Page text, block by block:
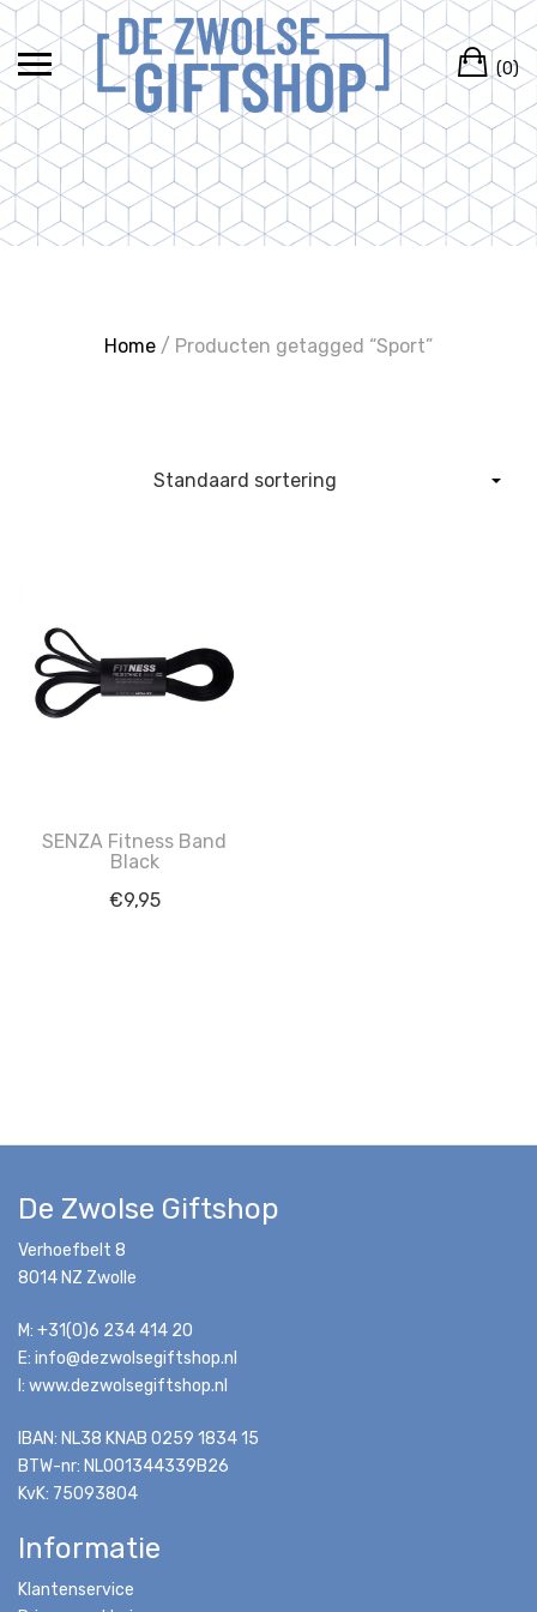
Ga
naar
de
inhoud
(0)
Home / Producten getagged “Sport”
SENZA Fitness Band
Black
€9,95
De Zwolse Giftshop
Verhoefbelt 8
8014 NZ Zwolle
M: +31(0)6 234 414 20
E: info@dezwolsegiftshop.nl
I: www.dezwolsegiftshop.nl
IBAN: NL38 KNAB 0259 1834 15
BTW-nr: NL001344339B26
KvK: 75093804
Informatie
Klantenservice